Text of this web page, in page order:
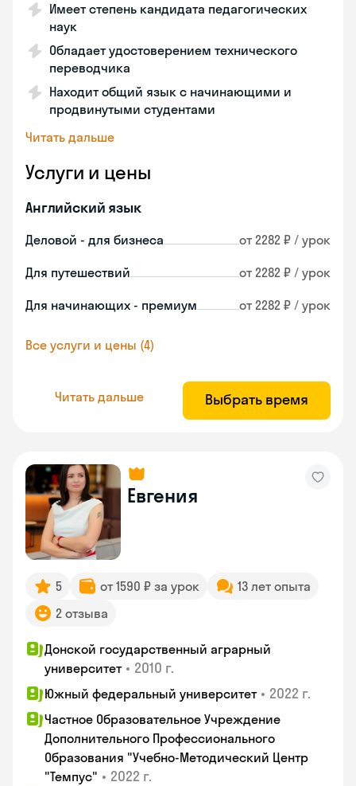
Имеет степень кандидата педагогических
наук
Обладает удостоверением технического
переводчика
Находит общий язык с начинающими и
продвинутыми студентами
Читать дальше
Услуги и цены
Английский язык
Деловой - для бизнеса от 2282 ₽ / урок
Для путешествий от 2282 ₽ / урок
Для начинающих - премиум от 2282 ₽ / урок
Все услуги и цены (4)
Читать дальше Выбрать время
Евгения
5 от 1590 ₽ за урок
13 лет опыта
2 отзыва
Донской государственный аграрный
университет • 2010 г.
Южный федеральный университет • 2022 г.
Частное Образовательное Учреждение
Дополнительного Профессионального
Образования "Учебно-Методический Центр
"Темпус" • 2022 г.